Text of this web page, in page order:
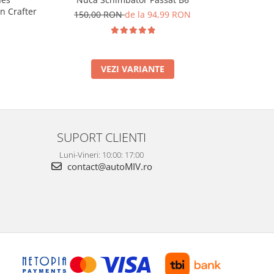
Crafter
150,00 RONde la 94,99 RON
VEZI VARIANTE
SUPORT CLIENTI
Luni-Vineri: 10:00: 17:00
contact@autoMIV.ro